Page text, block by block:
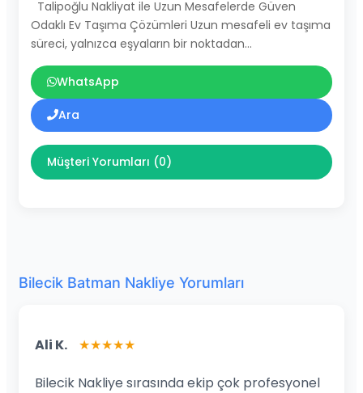
Talipoğlu Nakliyat ile Uzun Mesafelerde Güven
Odaklı Ev Taşıma Çözümleri Uzun mesafeli ev taşıma
süreci, yalnızca eşyaların bir noktadan…
WhatsApp
Ara
Müşteri Yorumları (0)
Bilecik Batman Nakliye Yorumları
Ali K. ★★★★★
Bilecik Nakliye sırasında ekip çok profesyonel